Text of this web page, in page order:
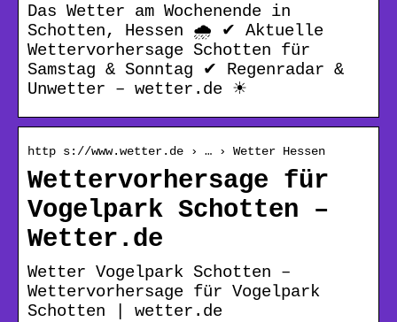
Das Wetter am Wochenende in
Schotten, Hessen 🌧️ ✔ Aktuelle
Wettervorhersage Schotten für
Samstag & Sonntag ✔ Regenradar &
Unwetter – wetter.de ☀
http s://www.wetter.de › … › Wetter Hessen
Wettervorhersage für
Vogelpark Schotten –
Wetter.de
Wetter Vogelpark Schotten –
Wettervorhersage für Vogelpark
Schotten | wetter.de